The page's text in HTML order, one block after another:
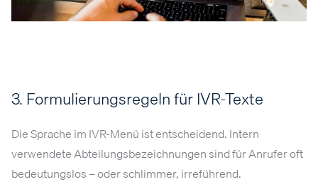
3. Formulierungsregeln für IVR-Texte
Die Sprache im IVR-Menü ist entscheidend. Intern
verwendete Abteilungsbezeichnungen sind für Anrufer oft
bedeutungslos – oder schlimmer, irreführend.